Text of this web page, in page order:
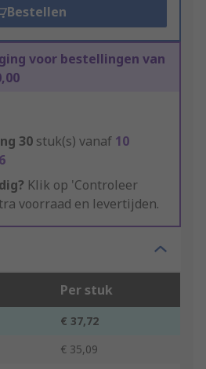
Bestellen
voor bestellingen van
30 stuk(s) vanaf 10
Klik op 'Controleer
voorraad en levertijden.
Per stuk
€ 37,72
€ 35,09